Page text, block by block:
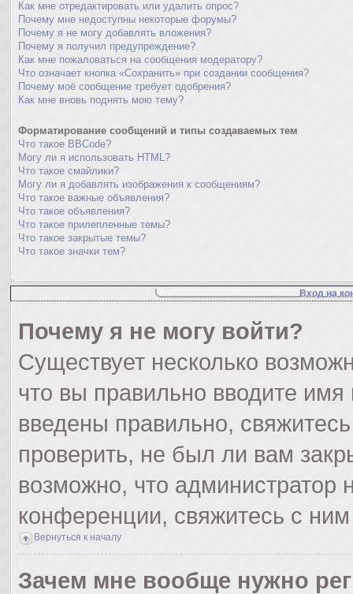
Как мне отредактировать или удалить опрос?
Почему мне недоступны некоторые форумы?
Почему я не могу добавлять вложения?
Почему я получил предупреждение?
Как мне пожаловаться на сообщения модератору?
Что означает кнопка «Сохранить» при создании сообщения?
Почему моё сообщение требует одобрения?
Как мне вновь поднять мою тему?
Форматирование сообщений и типы создаваемых тем
Что такое BBCode?
Могу ли я использовать HTML?
Что такое смайлики?
Могу ли я добавлять изображения к сообщениям?
Что такое важные объявления?
Что такое объявления?
Что такое прилепленные темы?
Что такое закрытые темы?
Что такое значки тем?
Вход на
Почему я не могу войти?
Существует несколько
что вы правильно вводите
введены правильно,
проверить, не был ли вам
возможно, что администратор
конференции, свяжитесь с
Вернуться к началу
Зачем мне вообще нужно